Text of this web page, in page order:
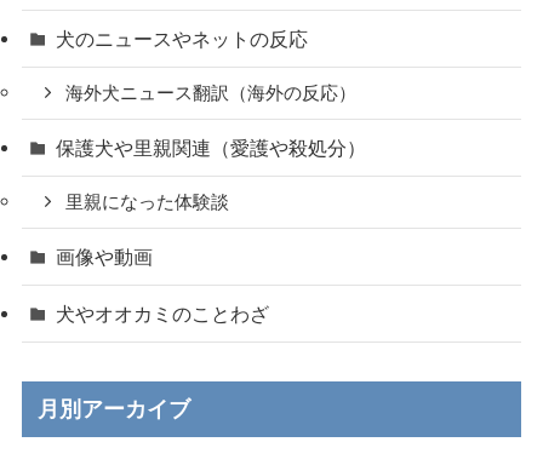
犬のニュースやネットの反応
海外犬ニュース翻訳（海外の反応）
保護犬や里親関連（愛護や殺処分）
里親になった体験談
画像や動画
犬やオオカミのことわざ
月別アーカイブ